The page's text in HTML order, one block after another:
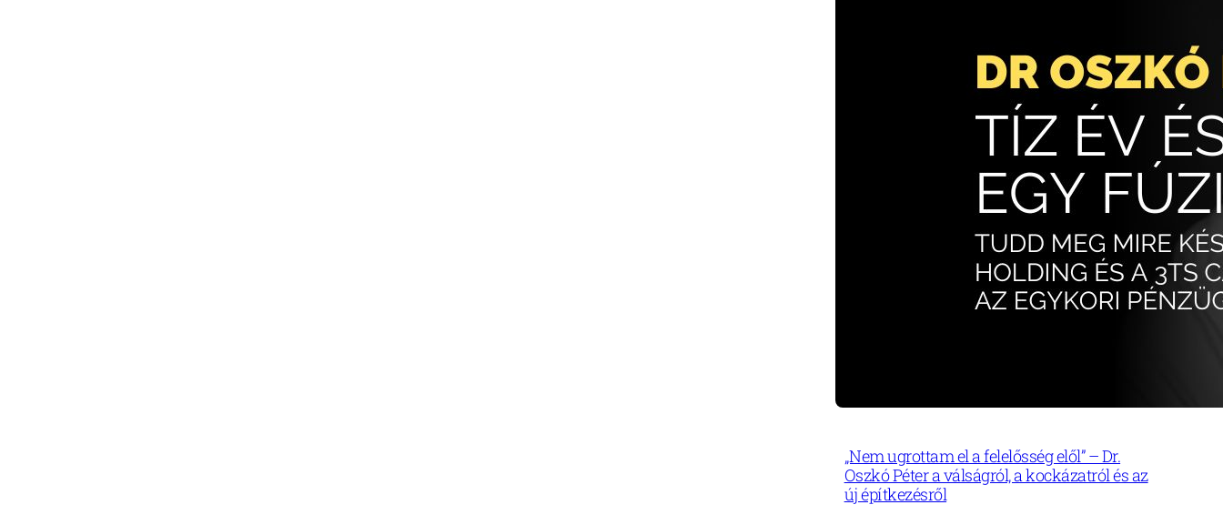
„Nem ugrottam el a felelősség elől” – Dr.
Oszkó Péter a válságról, a kockázatról és az
új építkezésről